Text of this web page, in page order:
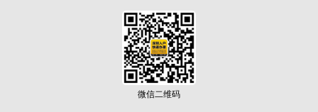
微信二维码